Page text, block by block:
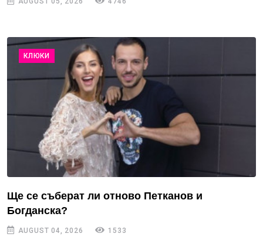
КЛЮКИ
Ще се съберат ли отново Петканов и
Богданска?
AUGUST 04, 2026 1533